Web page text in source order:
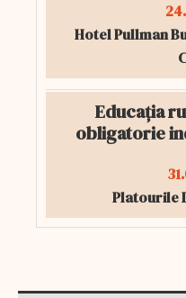
Hotel Pullman
Educația
obligatorie
Platourile